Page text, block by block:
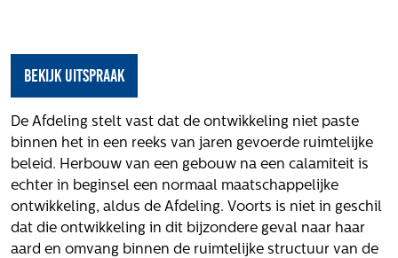
Actueel
Nieuws
Blogs
Uitspraken
Werken bij
Bekijk uitspraak
De Afdeling stelt vast dat de ontwikkeling niet paste
binnen het in een reeks van jaren gevoerde ruimtelijke
beleid. Herbouw van een gebouw na een calamiteit is
echter in beginsel een normaal maatschappelijke
ontwikkeling, aldus de Afdeling. Voorts is niet in geschil
dat die ontwikkeling in dit bijzondere geval naar haar
aard en omvang binnen de ruimtelijke structuur van de